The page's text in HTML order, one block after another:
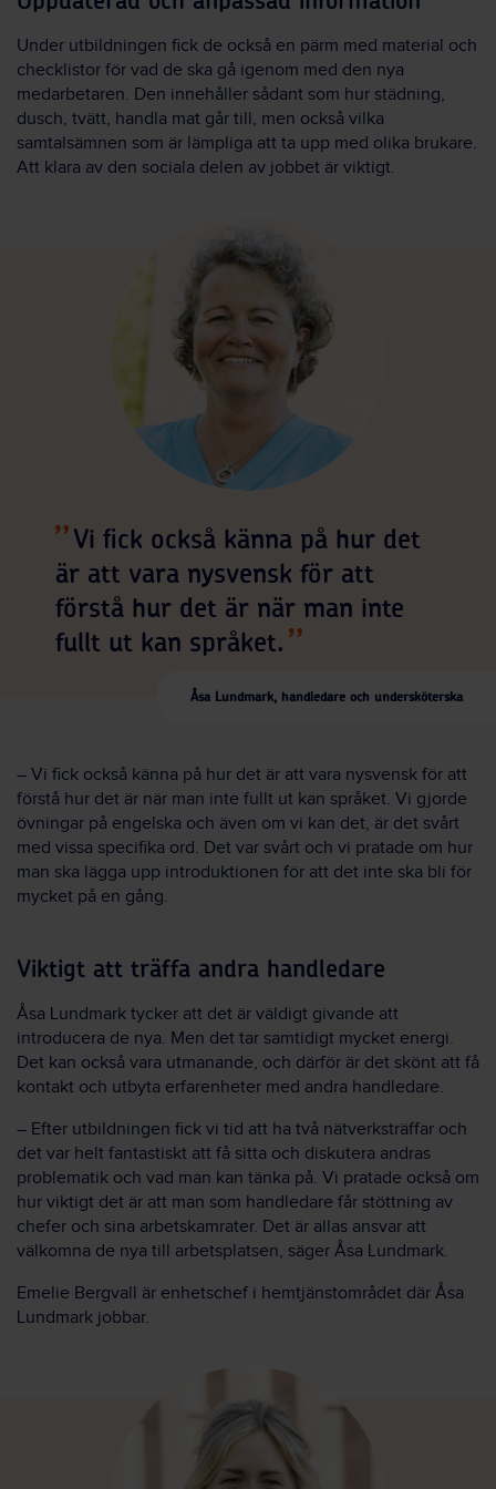
Under utbildningen fick de också en pärm med material och
checklistor för vad de ska gå igenom med den nya
medarbetaren. Den innehåller sådant som hur städning,
dusch, tvätt, handla mat går till, men också vilka
samtalsämnen som är lämpliga att ta upp med olika brukare.
Att klara av den sociala delen av jobbet är viktigt.
Vi fick också känna på hur det
är att vara nysvensk för att
förstå hur det är när man inte
fullt ut kan språket.
Åsa Lundmark, handledare och undersköterska
– Vi fick också känna på hur det är att vara nysvensk för att
förstå hur det är när man inte fullt ut kan språket. Vi gjorde
övningar på engelska och även om vi kan det, är det svårt
med vissa specifika ord. Det var svårt och vi pratade om hur
man ska lägga upp introduktionen för att det inte ska bli för
mycket på en gång.
Viktigt att träffa andra handledare
Åsa Lundmark tycker att det är väldigt givande att
introducera de nya. Men det tar samtidigt mycket energi.
Det kan också vara utmanande, och därför är det skönt att få
kontakt och utbyta erfarenheter med andra handledare.
– Efter utbildningen fick vi tid att ha två nätverksträffar och
det var helt fantastiskt att få sitta och diskutera andras
problematik och vad man kan tänka på. Vi pratade också om
hur viktigt det är att man som handledare får stöttning av
chefer och sina arbetskamrater. Det är allas ansvar att
välkomna de nya till arbetsplatsen, säger Åsa Lundmark.
Emelie Bergvall är enhetschef i hemtjänstområdet där Åsa
Lundmark jobbar.